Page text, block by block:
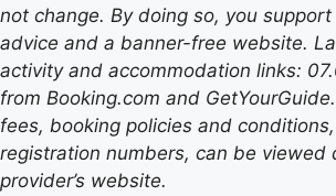
not change. By doing so, you
advice and a banner-free website.
activity and accommodation links:
from Booking.com and
fees, booking policies and
registration numbers, can be viewed
provider’s website.